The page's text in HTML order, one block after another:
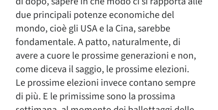
due principali potenze economiche del
mondo, cioè gli USA e la Cina, sarebbe
fondamentale. A patto, naturalmente, di
avere a cuore le prossime generazioni e non,
come diceva il saggio, le prossime elezioni.
Le prossime elezioni invece contano sempre
di più. E le primissime sono la prossima